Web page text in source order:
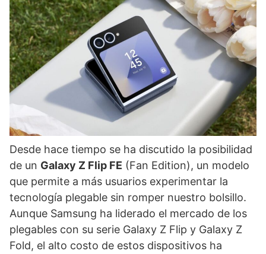
Desde hace tiempo se ha discutido la posibilidad
de un Galaxy Z Flip FE (Fan Edition), un modelo
que permite a más usuarios experimentar la
tecnología plegable sin romper nuestro bolsillo.
Aunque Samsung ha liderado el mercado de los
plegables con su serie Galaxy Z Flip y Galaxy Z
Fold, el alto costo de estos dispositivos ha